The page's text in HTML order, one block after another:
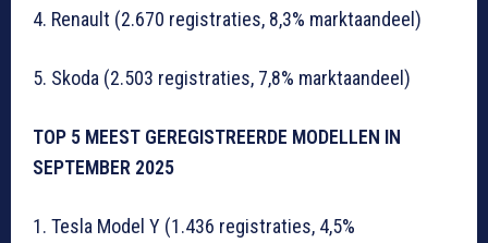
4. Renault (2.670 registraties, 8,3% marktaandeel)
5. Skoda (2.503 registraties, 7,8% marktaandeel)
TOP 5 MEEST GEREGISTREERDE MODELLEN IN
SEPTEMBER 2025
1. Tesla Model Y (1.436 registraties, 4,5%